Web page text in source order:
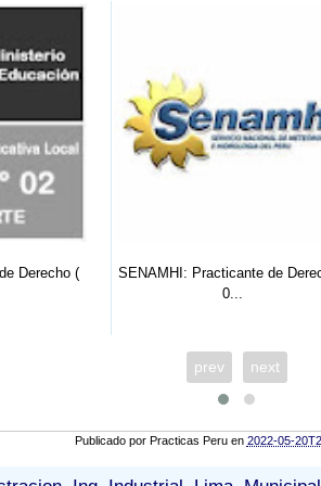
Practicante de Derecho (
Municipalidad
prev next
Publicado por Practicas Peru en 2022-05-